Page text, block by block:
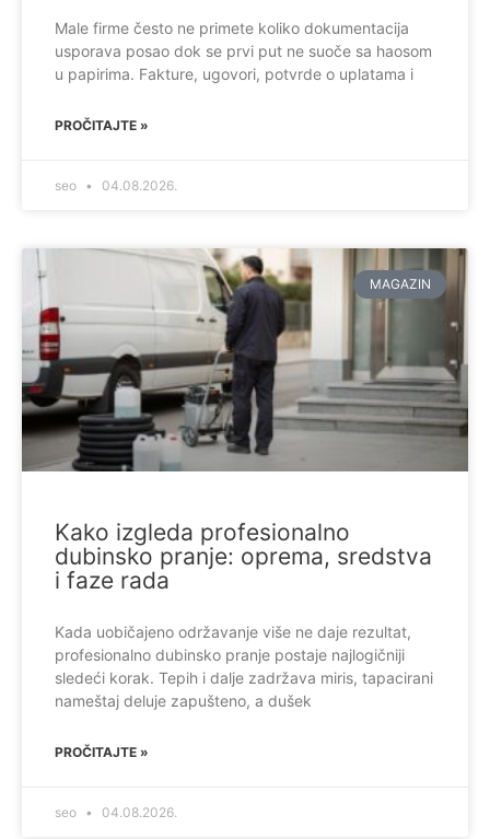
Male firme često ne primete koliko dokumentacija
usporava posao dok se prvi put ne suoče sa haosom
u papirima. Fakture, ugovori, potvrde o uplatama i
PROČITAJTE »
seo 04.08.2026.
MAGAZIN
Kako izgleda profesionalno
dubinsko pranje: oprema, sredstva
i faze rada
Kada uobičajeno održavanje više ne daje rezultat,
profesionalno dubinsko pranje postaje najlogičniji
sledeći korak. Tepih i dalje zadržava miris, tapacirani
nameštaj deluje zapušteno, a dušek
PROČITAJTE »
seo 04.08.2026.